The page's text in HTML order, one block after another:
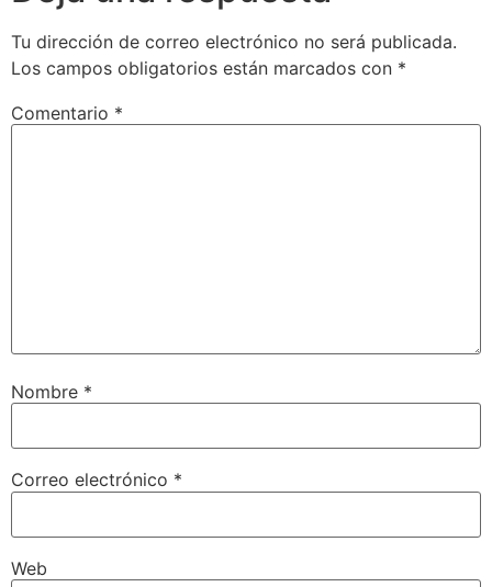
Tu dirección de correo electrónico no será publicada.
Los campos obligatorios están marcados con *
Comentario *
Nombre *
Correo electrónico *
Web